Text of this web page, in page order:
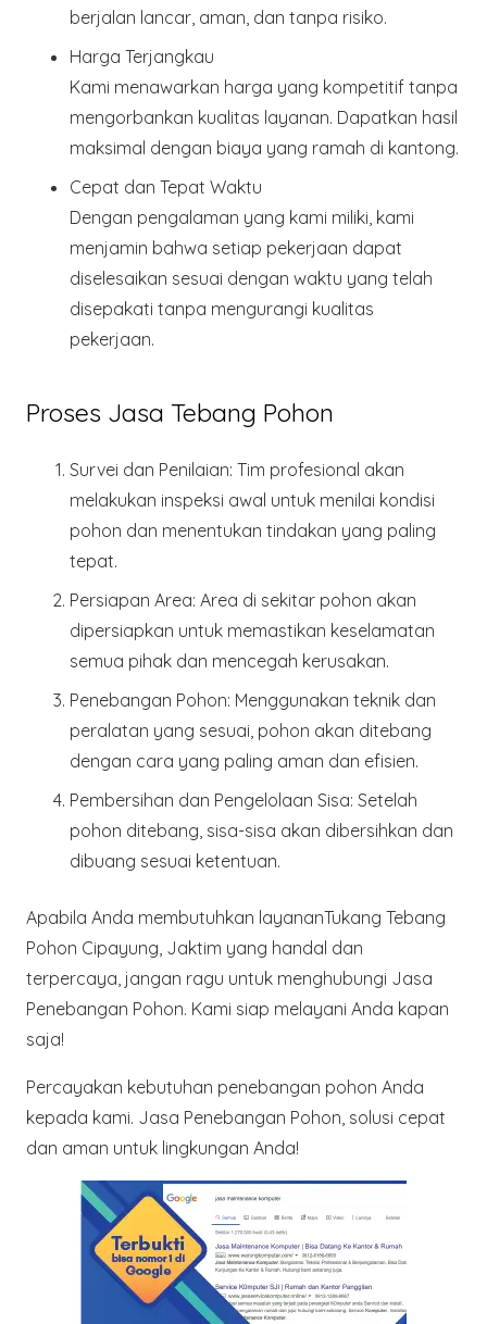
berjalan lancar, aman, dan tanpa risiko.
Harga Terjangkau
Kami menawarkan harga yang kompetitif tanpa
mengorbankan kualitas layanan. Dapatkan hasil
maksimal dengan biaya yang ramah di kantong.
Cepat dan Tepat Waktu
Dengan pengalaman yang kami miliki, kami
menjamin bahwa setiap pekerjaan dapat
diselesaikan sesuai dengan waktu yang telah
disepakati tanpa mengurangi kualitas
pekerjaan.
Proses Jasa Tebang Pohon
Survei dan Penilaian: Tim profesional akan
melakukan inspeksi awal untuk menilai kondisi
pohon dan menentukan tindakan yang paling
tepat.
Persiapan Area: Area di sekitar pohon akan
dipersiapkan untuk memastikan keselamatan
semua pihak dan mencegah kerusakan.
Penebangan Pohon: Menggunakan teknik dan
peralatan yang sesuai, pohon akan ditebang
dengan cara yang paling aman dan efisien.
Pembersihan dan Pengelolaan Sisa: Setelah
pohon ditebang, sisa-sisa akan dibersihkan dan
dibuang sesuai ketentuan.
Apabila Anda membutuhkan layananTukang Tebang
Pohon Cipayung, Jaktim yang handal dan
terpercaya, jangan ragu untuk menghubungi Jasa
Penebangan Pohon. Kami siap melayani Anda kapan
saja!
Percayakan kebutuhan penebangan pohon Anda
kepada kami. Jasa Penebangan Pohon, solusi cepat
dan aman untuk lingkungan Anda!